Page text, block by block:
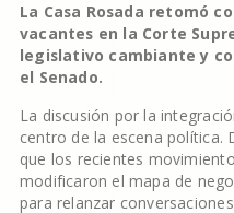
La Casa Rosada retomó
vacantes en la Corte
legislativo cambiante y
el Senado.
La discusión por la
centro de la escena política.
que los recientes
modificaron el mapa de
para relanzar